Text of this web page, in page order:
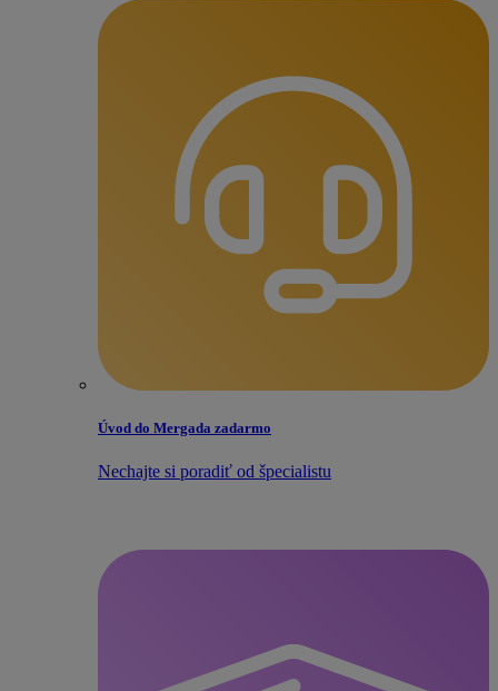
Úvod do Mergada zadarmo
Nechajte si poradiť od špecialistu